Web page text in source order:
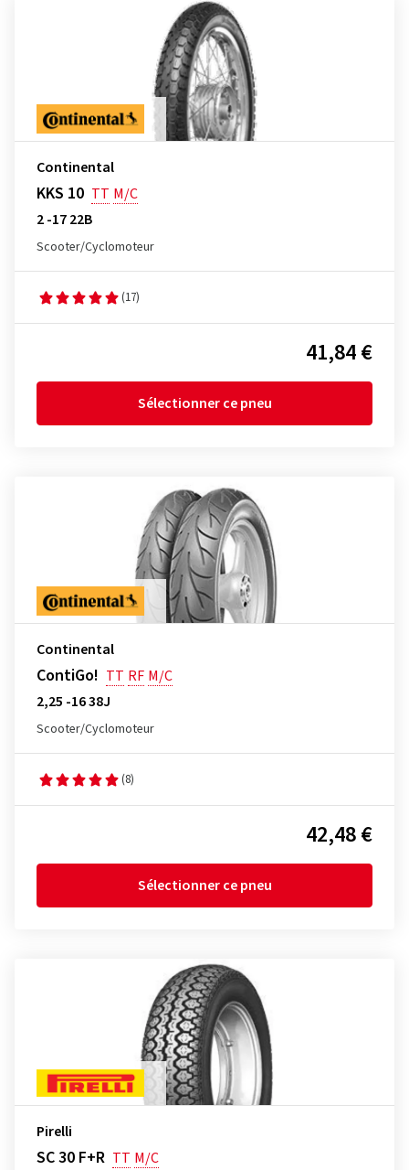
Continental
KKS 10 TT M/C
2 -17 22B
Scooter/Cyclomoteur
(17)
41,84 €
Sélectionner ce pneu
Continental
ContiGo! TT RF M/C
2,25 -16 38J
Scooter/Cyclomoteur
(8)
42,48 €
Sélectionner ce pneu
Pirelli
SC 30 F+R TT M/C